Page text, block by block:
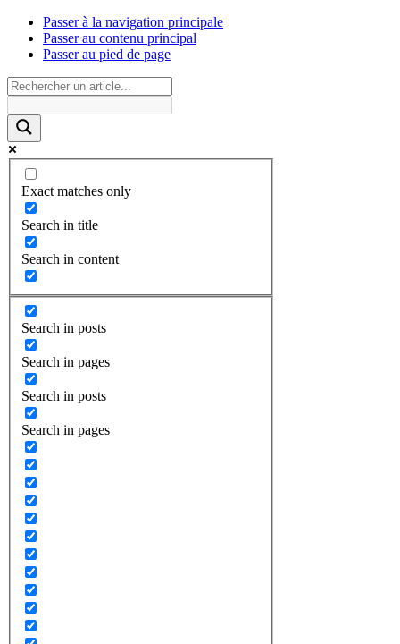
Passer à la navigation principale
Passer au contenu principal
Passer au pied de page
Exact matches only
Search in title
Search in content
Search in posts
Search in pages
Search in posts
Search in pages